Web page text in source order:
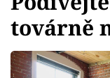
Témata
Bydlení
továrně